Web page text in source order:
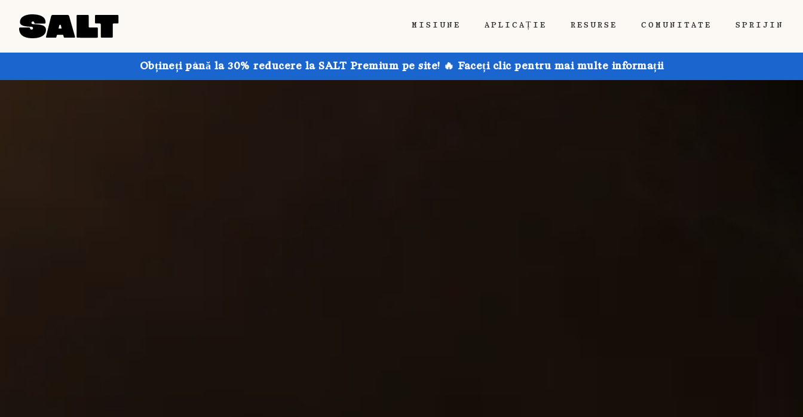
MISIUNE APLICAȚIE RESURSE COMUNITATE SPRIJIN
Obțineți până la 30% reducere la SALT Premium pe site! 🔥 Faceți clic pentru mai multe informații